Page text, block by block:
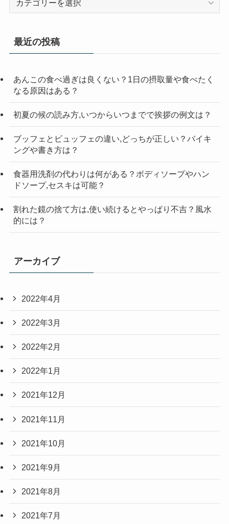
リ
索
最近の投稿
あんこの食べ過ぎは良くない？1日の摂取量や食べたく
なる原因はある？
初夏の候の読み方,いつからいつまでで挨拶の例文は？
ブッフェとビュッフェの違い,どっちが正しい？バイキ
ングや書き方は？
食器用洗剤の代わりは何がある？ボディソープやハン
ドソープ,セスキは可能？
割れた鏡の捨て方は,使い続けるとやっぱり不吉？風水
的には？
アーカイブ
2022年4月
2022年3月
2022年2月
2022年1月
2021年12月
2021年11月
2021年10月
2021年9月
2021年8月
2021年7月